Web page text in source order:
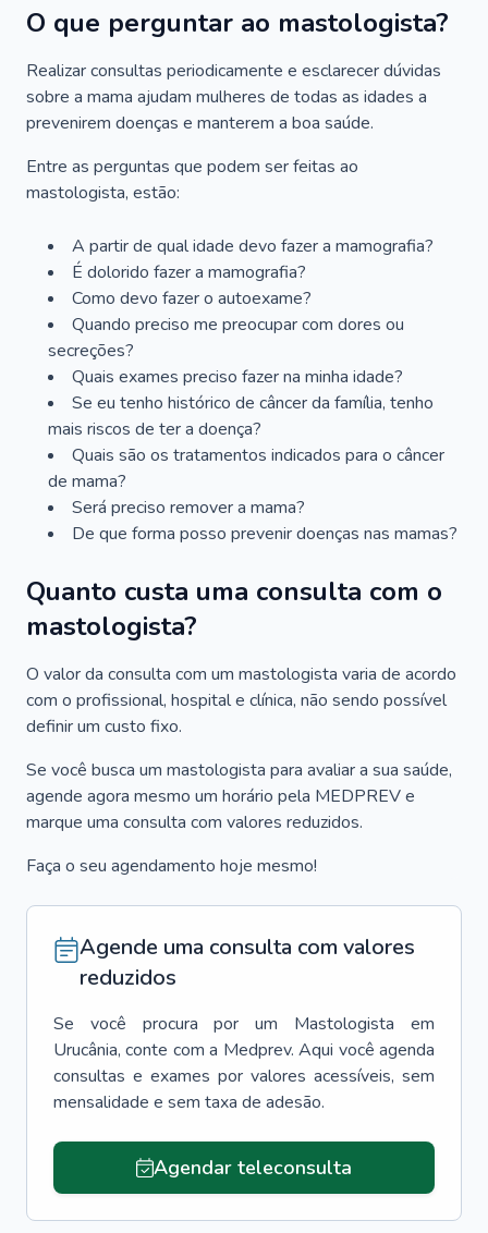
O que perguntar ao mastologista?
Realizar consultas periodicamente e esclarecer dúvidas
sobre a mama ajudam mulheres de todas as idades a
prevenirem doenças e manterem a boa saúde.
Entre as perguntas que podem ser feitas ao
mastologista, estão:
A partir de qual idade devo fazer a mamografia?
É dolorido fazer a mamografia?
Como devo fazer o autoexame?
Quando preciso me preocupar com dores ou
secreções?
Quais exames preciso fazer na minha idade?
Se eu tenho histórico de câncer da família, tenho
mais riscos de ter a doença?
Quais são os tratamentos indicados para o câncer
de mama?
Será preciso remover a mama?
De que forma posso prevenir doenças nas mamas?
Quanto custa uma consulta com o
mastologista?
O valor da consulta com um mastologista varia de acordo
com o profissional, hospital e clínica, não sendo possível
definir um custo fixo.
Se você busca um mastologista para avaliar a sua saúde,
agende agora mesmo um horário pela MEDPREV e
marque uma consulta com valores reduzidos.
Faça o seu agendamento hoje mesmo!
Agende uma consulta com valores
reduzidos
Se você procura por um Mastologista
em
Urucânia, conte com a Medprev. Aqui você agenda
consultas e exames por valores acessíveis, sem
mensalidade e sem taxa de adesão.
Agendar teleconsulta